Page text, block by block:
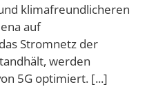
klimafreundlicheren
auf
Stromnetz der
werden
5G optimiert. [...]